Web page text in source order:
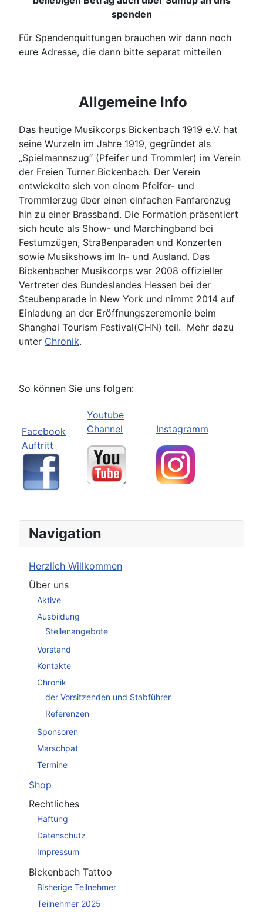
spenden
Für Spendenquittungen brauchen wir dann noch
eure Adresse, die dann bitte separat mitteilen
Allgemeine Info
Das heutige Musikcorps Bickenbach 1919 e.V. hat
seine Wurzeln im Jahre 1919, gegründet als
„Spielmannszug“ (Pfeifer und Trommler) im Verein
der Freien Turner Bickenbach. Der Verein
entwickelte sich von einem Pfeifer- und
Trommlerzug über einen einfachen Fanfarenzug
hin zu einer Brassband. Die Formation präsentiert
sich heute als Show- und Marchingband bei
Festumzügen, Straßenparaden und Konzerten
sowie Musikshows im In- und Ausland. Das
Bickenbacher Musikcorps war 2008 offizieller
Vertreter des Bundeslandes Hessen bei der
Steubenparade in New York und nimmt 2014 auf
Einladung an der Eröffnungszeremonie beim
Shanghai Tourism Festival(CHN) teil. Mehr dazu
unter Chronik.
So können Sie uns folgen:
Facebook
Auftritt
Youtube
Channel
Instagramm
Navigation
Herzlich Willkommen
Über uns
Aktive
Ausbildung
Stellenangebote
Vorstand
Kontakte
Chronik
der Vorsitzenden und Stabführer
Referenzen
Sponsoren
Marschpat
Termine
Shop
Rechtliches
Haftung
Datenschutz
Impressum
Bickenbach Tattoo
Bisherige Teilnehmer
Teilnehmer 2025